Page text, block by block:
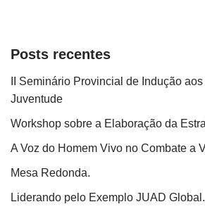
Posts recentes
II Seminário Provincial de Indução
Juventude
Workshop sobre a Elaboração da
A Voz do Homem Vivo no Combate a
Mesa Redonda.
Liderando pelo Exemplo JUAD Global.